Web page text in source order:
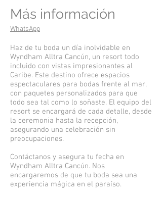
Más información
WhatsApp
Haz de tu boda un día inolvidable en
Wyndham Alltra Cancún, un resort todo
incluido con vistas impresionantes al
Caribe. Este destino ofrece espacios
espectaculares para bodas frente al mar,
con paquetes personalizados para que
todo sea tal como lo soñaste. El equipo del
resort se encargará de cada detalle, desde
la ceremonia hasta la recepción,
asegurando una celebración sin
preocupaciones.
Contáctanos y asegura tu fecha en
Wyndham Alltra Cancún. Nos
encargaremos de que tu boda sea una
experiencia mágica en el paraíso.